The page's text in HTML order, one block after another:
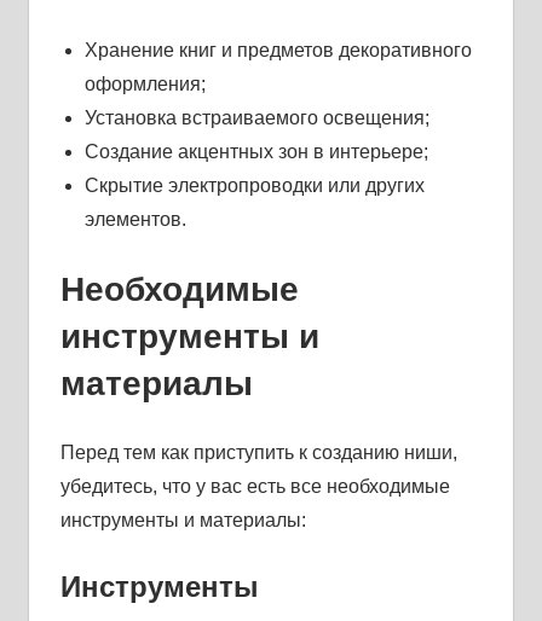
Хранение книг и предметов декоративного
оформления;
Установка встраиваемого освещения;
Создание акцентных зон в интерьере;
Скрытие электропроводки или других
элементов.
Необходимые
инструменты и
материалы
Перед тем как приступить к созданию ниши,
убедитесь, что у вас есть все необходимые
инструменты и материалы:
Инструменты